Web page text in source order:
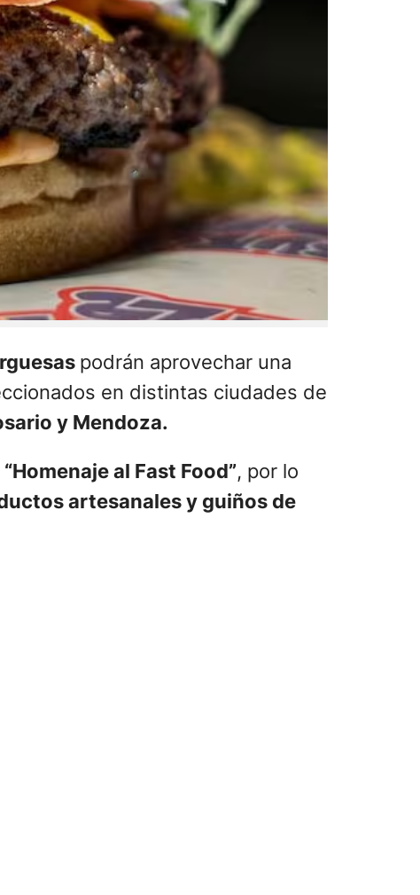
podrán aprovechar una
en distintas ciudades de
y Mendoza.
“Homenaje al Fast Food”, por lo
artesanales y guiños de